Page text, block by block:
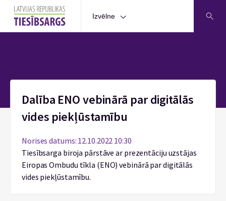
Izvēlne
Dalība ENO vebinārā par digitālās
vides piekļūstamību
Norises datums: 12.10.2022 10:30
Tiesībsarga biroja pārstāve ar prezentāciju uzstājas
Eiropas Ombudu tīkla (ENO) vebinārā par digitālās
vides piekļūstamību.